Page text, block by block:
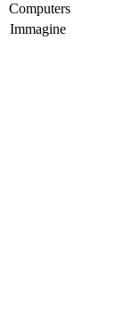
Computers
Immagine